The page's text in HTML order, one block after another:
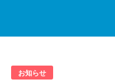
お知らせ